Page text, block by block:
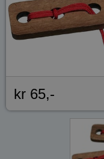
kr 65,-